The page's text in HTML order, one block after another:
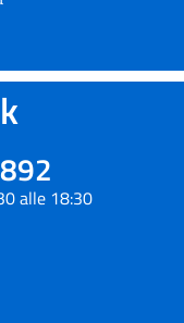
alle 18:30